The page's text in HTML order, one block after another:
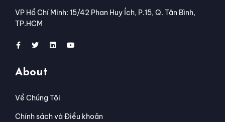
VP Hồ Chí Minh: 15/42 Phan Huy Ích, P.15, Q. Tân Bình,
TP.HCM
About
Về Chúng Tôi
Chính sách và Điều khoản